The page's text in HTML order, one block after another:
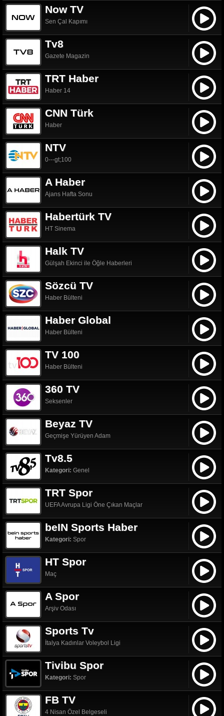
Now TV
Sen Çal Kapımı
Tv8
Gazete Magazin
TRT Haber
Haber 14
CNN Türk
Haber
NTV
0---gt;100
A Haber
Ajans Hafta Sonu
Habertürk TV
HT Sinema
Halk TV
Gülşah Ekinci ile Öğle Haberleri
Sözcü TV
Haber Bülteni
Haber Global
Haber Bülteni
TV 100
Haber Bülteni
360 TV
Seksenler
Beyaz TV
Geçmişe Yürüyen Adam
Tv8.5
Kategori: Genel
TRT Spor
UEFA Avrupa Ligi Öne Çıkan Maçlar
beIN Sports Haber
Kategori: Spor
HT Spor
Maç
A Spor
Arşiv Odası
Sports Tv
İtalya Kadınlar Voleybol Ligi
Tivibu Spor
Kategori: Spor
FB TV
4 Nisan Özel Belgeseli